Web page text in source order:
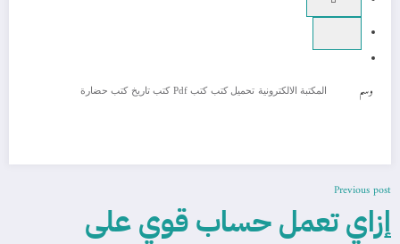
وسم المكتبة الالكترونية تحميل كتب كتب Pdf كتب تاريخ كتب حضارة
Previous post
إزاي تعمل حساب قوي على